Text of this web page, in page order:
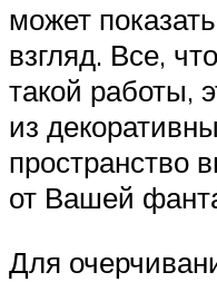
может
взгляд. Все,
такой работы,
из
пространство
от Вашей
Для